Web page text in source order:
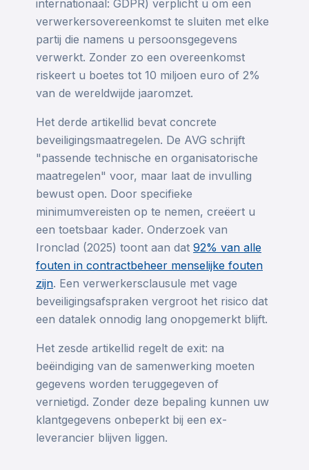
internationaal: GDPR) verplicht u om een
verwerkersovereenkomst te sluiten met elke
partij die namens u persoonsgegevens
verwerkt. Zonder zo een overeenkomst
riskeert u boetes tot 10 miljoen euro of 2%
van de wereldwijde jaaromzet.
Het derde artikellid bevat concrete
beveiligingsmaatregelen. De AVG schrijft
"passende technische en organisatorische
maatregelen" voor, maar laat de invulling
bewust open. Door specifieke
minimumvereisten op te nemen, creëert u
een toetsbaar kader. Onderzoek van
Ironclad (2025) toont aan dat 92% van alle
fouten in contractbeheer menselijke fouten
zijn. Een verwerkersclausule met vage
beveiligingsafspraken vergroot het risico dat
een datalek onnodig lang onopgemerkt blijft.
Het zesde artikellid regelt de exit: na
beëindiging van de samenwerking moeten
gegevens worden teruggegeven of
vernietigd. Zonder deze bepaling kunnen uw
klantgegevens onbeperkt bij een ex-
leverancier blijven liggen.